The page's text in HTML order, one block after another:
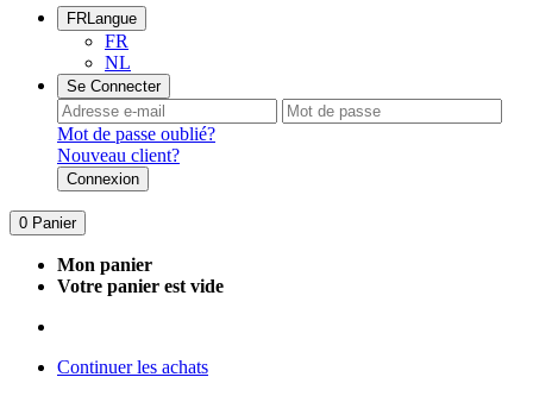
FRLangue
FR
NL
Se Connecter
Mot de passe oublié?
Nouveau client?
Connexion
0 Panier
Mon panier
Votre panier est vide
Continuer les achats